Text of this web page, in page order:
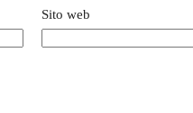
Sito web